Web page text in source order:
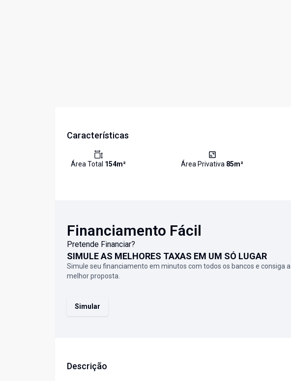
Características
Área Total 154m² Área Privativa 85m²
Financiamento Fácil
Pretende Financiar?
SIMULE AS MELHORES TAXAS EM UM SÓ LUGAR
Simule seu financiamento em minutos com todos os bancos e consiga a
melhor proposta.
Simular
Descrição